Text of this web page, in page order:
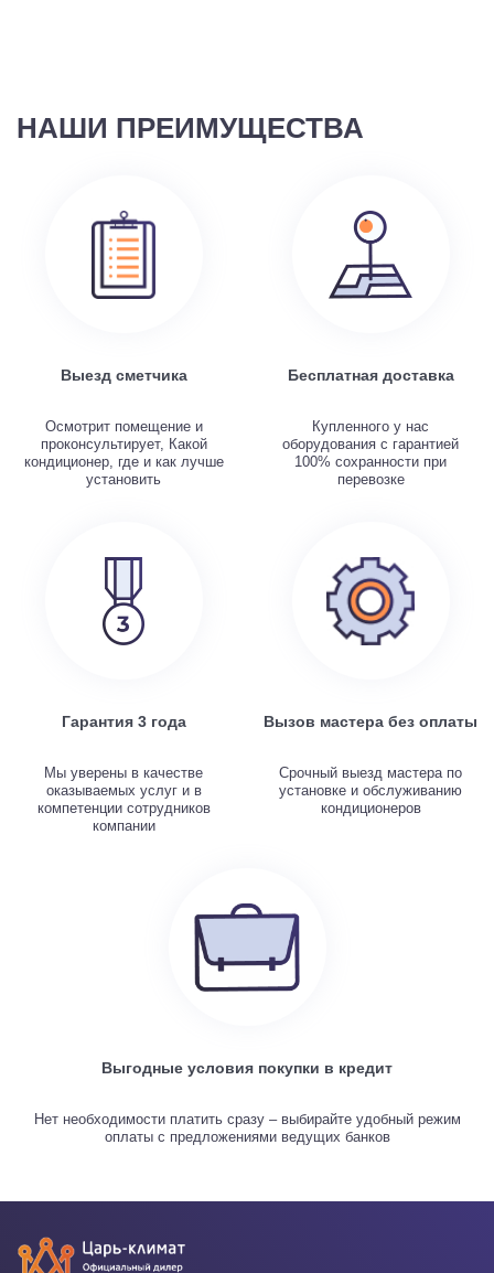
НАШИ ПРЕИМУЩЕСТВА
Выезд сметчика
Осмотрит помещение и
проконсультирует, Какой
кондиционер, где и как лучше
установить
Бесплатная доставка
Купленного у нас
оборудования с гарантией
100% сохранности при
перевозке
Гарантия 3 года
Мы уверены в качестве
оказываемых услуг и в
компетенции сотрудников
компании
Вызов мастера без оплаты
Срочный выезд мастера по
установке и обслуживанию
кондиционеров
Выгодные условия покупки в кредит
Нет необходимости платить сразу – выбирайте удобный режим
оплаты с предложениями ведущих банков